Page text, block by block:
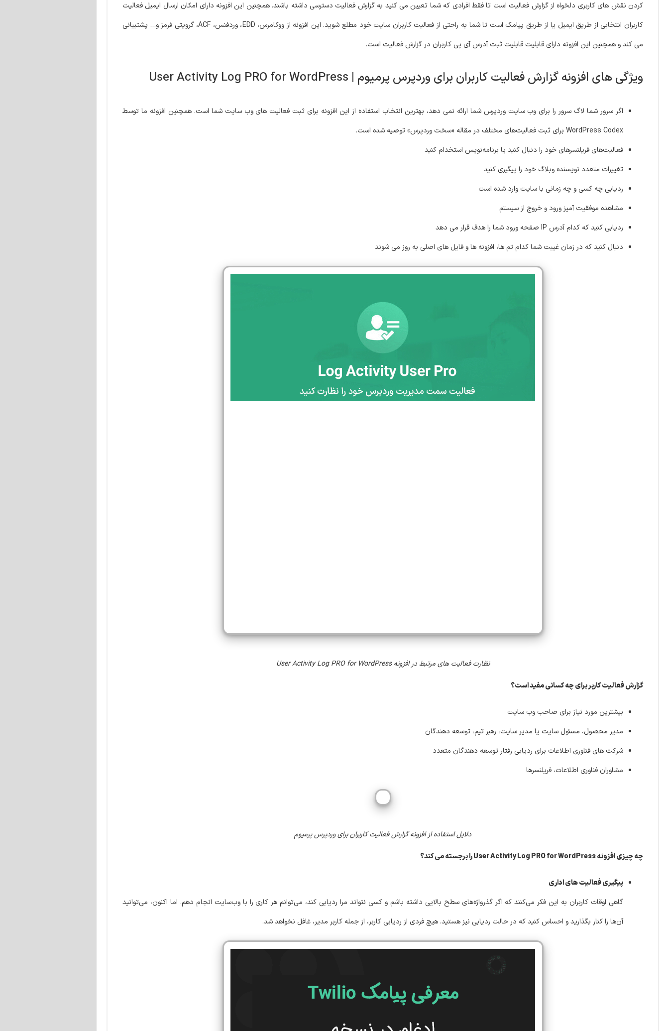
کردن نقش های کاربری دلخواه از گزارش فعالیت است تا فقط افرادی که شما تعیین می کنید به گزارش فعالیت دسترسی داشته باشند. همچنین این افزونه دارای امکان ارسال ایمیل فعالیت
کاربران انتخابی از طریق ایمیل یا از طریق پیامک است تا شما به راحتی از فعالیت کاربران سایت خود مطلع شوید. این افزونه از ووکامرس، EDD، وردفنس، ACF، گرویتی فرمز و… پشتیبانی
می کند و همچنین این افزونه دارای قابلیت قابلیت ثبت آدرس آی پی کاربران در گزارش فعالیت است.
ویژگی های افزونه گزارش فعالیت کاربران برای وردپرس پرمیوم | User Activity Log PRO for WordPress
اگر سرور شما لاگ سرور را برای وب سایت وردپرس شما ارائه نمی دهد، بهترین انتخاب استفاده از این افزونه برای ثبت فعالیت های وب سایت شما است. همچنین افزونه ما توسط
WordPress Codex برای ثبت فعالیت‌های مختلف در مقاله «سخت وردپرس» توصیه شده است.
فعالیت‌های فریلنسرهای خود را دنبال کنید یا برنامه‌نویس استخدام کنید
تغییرات متعدد نویسنده وبلاگ خود را پیگیری کنید
ردیابی چه کسی و چه زمانی با سایت وارد شده است
مشاهده موفقیت آمیز ورود و خروج از سیستم
ردیابی کنید که کدام آدرس IP صفحه ورود شما را هدف قرار می دهد
دنبال کنید که در زمان غیبت شما کدام تم ها، افزونه ها و فایل های اصلی به روز می شوند
نظارت فعالیت های مرتبط در افزونه User Activity Log PRO for WordPress
گزارش فعالیت کاربر برای چه کسانی مفید است؟
بیشترین مورد نیاز برای صاحب وب سایت
مدیر محصول، مسئول سایت یا مدیر سایت، رهبر تیم، توسعه دهندگان
شرکت های فناوری اطلاعات برای ردیابی رفتار توسعه دهندگان متعدد
مشاوران فناوری اطلاعات، فریلنسرها